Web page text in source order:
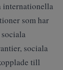
internationella
som har
sociala
till